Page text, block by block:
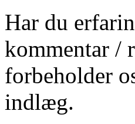
Har du
kommentar /
forbeholder
indlæg.